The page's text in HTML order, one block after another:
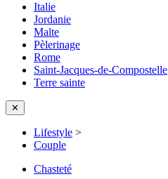
Italie
Jordanie
Malte
Pèlerinage
Rome
Saint-Jacques-de-Compostelle
Terre sainte
✕
Lifestyle >
Couple
Chasteté